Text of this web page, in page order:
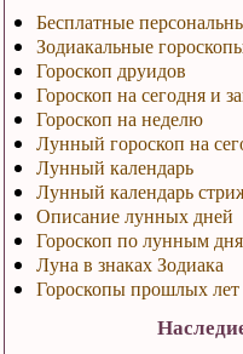
Бесплатные
Зодиакальные
Гороскоп друидов
Гороскоп на сегодня и
Гороскоп на неделю
Лунный гороскоп на
Лунный календарь
Лунный календарь
Описание лунных дней
Гороскоп по лунным
Луна в знаках Зодиака
Гороскопы прошлых лет